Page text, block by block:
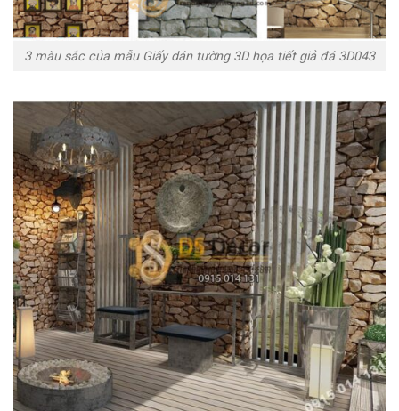
3 màu sắc của mẫu Giấy dán tường 3D họa tiết giả đá 3D043